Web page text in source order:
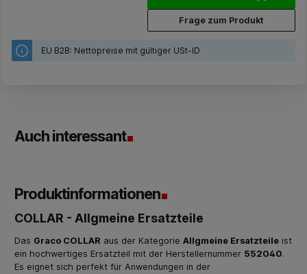
Frage zum Produkt
EU B2B: Nettopreise mit gültiger USt-ID
Auch interessant
Produktinformationen
COLLAR - Allgmeine Ersatzteile
Das Graco COLLAR aus der Kategorie Allgmeine Ersatzteile ist
ein hochwertiges Ersatzteil mit der Herstellernummer 552040.
Es eignet sich perfekt für Anwendungen in der